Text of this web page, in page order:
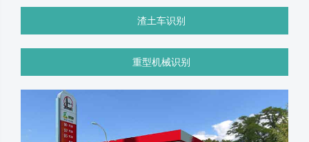
渣土车识别
重型机械识别